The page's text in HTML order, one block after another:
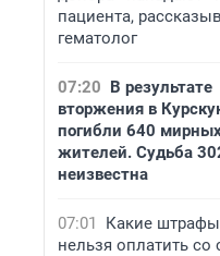
пациента,
гематолог
07:20 В результате
вторжения в
погибли 640
жителей. Судьба
неизвестна
07:01
Какие
нельзя оплатить со